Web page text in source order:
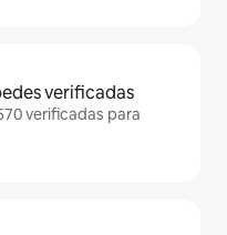
verificadas
verificadas para